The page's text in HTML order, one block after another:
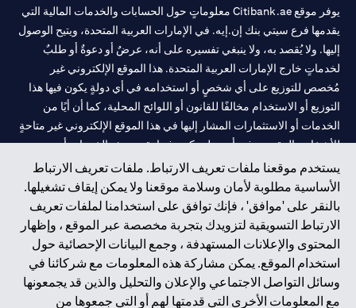
يستخدم موقعنا ملفات تعريف الارتباط. ملفات تعريف الارتباط
الأساسية مطلوبة لأمان وسلامة موقعنا ولا يمكن إيقاف تشغيلها.
بالنقر على 'موافق' ، فإنك توافق على استخدامنا لملفات تعريف
الارتباط التسويقية لتزويدك بتجربة مخصصة عبر الموقع ، وإظهار
المحتوى والإعلانات المستهدفة ، وجمع البيانات الإحصائية حول
استخدام الموقع. يمكن مشاركة هذه المعلومات مع شركائنا في
وسائل التواصل الاجتماعي والإعلان والتحليل والذين قد يجمعونها
مع المعلومات الأخرى التي قدمتها لهم أو التي جمعوها من
يوفر موقع Citibank.ae معلوماتٍ حول الحسابات والخدمات المالية التي
يقدمها فرع سيتي بنك إن.إيه. في الإمارات العربية المتحدة، ويتيح الوصول
إليها. ولا يُقصد به، ولا ينبغي تفسيره على أنه، عرضٌ أو دعوةٌ أو طلبٌ
لخدماتٍ خارج الإمارات العربية المتحدة. هذا الموقع الإلكتروني غير
مُخصص للتوزيع على أي شخصٍ أو استخدامه في أي دولةٍ يكون فيها هذا
التوزيع أو الاستخدام مخالفًا للقانون أو اللوائح المحلية، كما أن أيًا من
الخدمات أو الاستثمارات المشار إليها في هذا الموقع الإلكتروني غير متاحةٍ
للأشخاص المقيمين في أي دولةٍ يكون فيها تقديم هذه الخدمات أو
الاستثمارات مخالفًا للقانون أو اللوائح المحلية.
سيتي بنك هي علامة خدمة لشركة Citigroup Inc. أو .Citibank N.A ،
مستخدمة ومسجلة في جميع أنحاء العالم.
سيتي بنك إن. إيه. الإمارات مسجل لدى مصرف الإمارات المركزي تحت
أرقام التراخيص 202563 لفرع الوصل في دبي، 531989 لفرع مول
الإمارات في دبي، و
CN-1002019 لفرع أبوظبي. هاتف: 4000 311 04.